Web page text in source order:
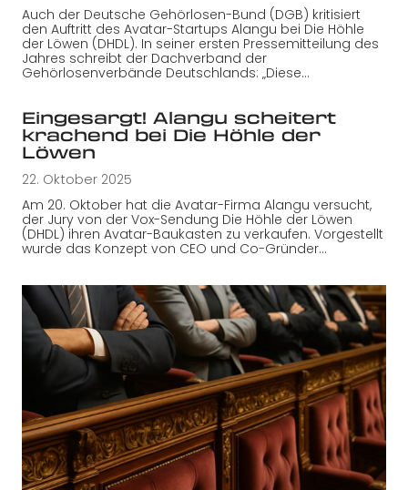
Auch der Deutsche Gehörlosen-Bund (DGB) kritisiert
den Auftritt des Avatar-Startups Alangu bei Die Höhle
der Löwen (DHDL). In seiner ersten Pressemitteilung des
Jahres schreibt der Dachverband der
Gehörlosenverbände Deutschlands: „Diese…
Eingesargt! Alangu scheitert
krachend bei Die Höhle der
Löwen
22. Oktober 2025
Am 20. Oktober hat die Avatar-Firma Alangu versucht,
der Jury von der Vox-Sendung Die Höhle der Löwen
(DHDL) ihren Avatar-Baukasten zu verkaufen. Vorgestellt
wurde das Konzept von CEO und Co-Gründer…